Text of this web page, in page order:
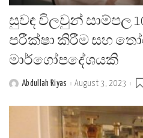
සුවඳ විලවුන් සාම්පල
පරීක්ෂා කිරීම සහ
මාර්ගෝපදේශයකි
PostedAbdullah Riyas August 3, 2023